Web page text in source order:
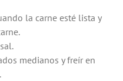
la carne esté lista y
medianos y freír en